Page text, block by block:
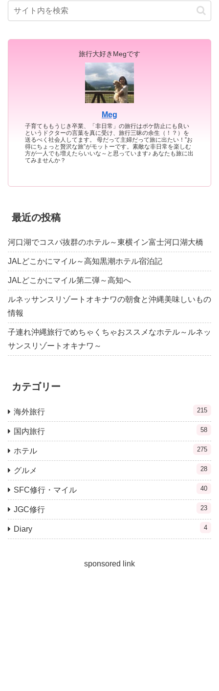
旅行大好きMegです
Meg
子育てももうじき卒業、「非日常」の旅行はボケ防止にも良い
というドクターの言葉を真に受け、旅行三昧の余生（！？）を
送るべく社会人してます。 母だって主婦だって旅に出たい！”お
得にちょっと贅沢な旅”がモットーです。素敵な非日常を楽しむ
方が一人でも増えたらいいな～と思っています♪ あなたも旅に出
てみませんか？
最近の投稿
河口湖でコスパ抜群のホテル～東横イン富士河口湖大橋
JALどこかにマイル～高知黒潮ホテル宿泊記
JALどこかにマイル第二弾～高知へ
ルネッサンスリゾートオキナワの朝食と沖縄美味しいもの
情報
子連れ沖縄旅行でめちゃくちゃおススメなホテル～ルネッ
サンスリゾートオキナワ～
カテゴリー
海外旅行 215
国内旅行 58
ホテル 275
グルメ 28
SFC修行・マイル 40
JGC修行 23
Diary 4
sponsored link